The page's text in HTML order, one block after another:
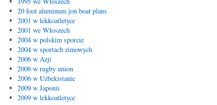
20 foot aluminum jon boat plans
2001 w lekkoatletyce
2001 we Włoszech
2004 w polskim sporcie
2004 w sportach zimowych
2006 w Azji
2006 w rugby union
2006 w Uzbekistanie
2009 w Japonii
2009 w lekkoatletyce